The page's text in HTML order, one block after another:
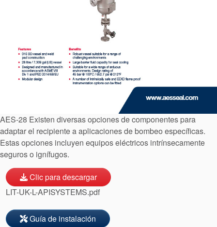
Certificaciones y
estándares
Contacto
Localizaciones
Sostenibilidad
AES-28 Existen diversas opciones de componentes para
adaptar el recipiente a aplicaciones de bombeo específicas.
Estas opciones incluyen equipos eléctricos intrínsecamente
seguros o ignífugos.
Clic para descargar
LIT-UK-L-APISYSTEMS.pdf
Guía de instalación